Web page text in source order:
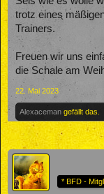
trotz eines
Trainers.
Freuen wir uns
die Schale am
22. Mai 2023
Alexaceman gefällt das.
* BFD -